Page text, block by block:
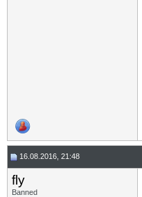
16.08.2016, 21:48
fly
Banned